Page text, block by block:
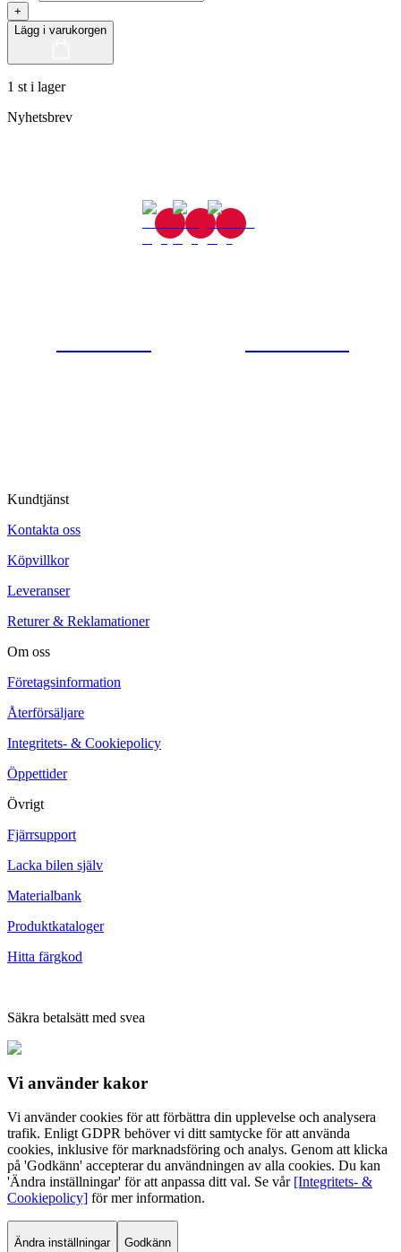
+
Lägg i varukorgen
1 st i lager
Nyhetsbrev
Kundtjänst
Kontakta oss
Köpvillkor
Leveranser
Returer & Reklamationer
Om oss
Företagsinformation
Återförsäljare
Integritets- & Cookiepolicy
Öppettider
Övrigt
Fjärrsupport
Lacka bilen själv
Materialbank
Produktkataloger
Hitta färgkod
Säkra betalsätt med svea
Vi använder kakor
Vi använder cookies för att förbättra din upplevelse och analysera
trafik. Enligt GDPR behöver vi ditt samtycke för att använda
cookies, inklusive för marknadsföring och analys. Genom att klicka
på 'Godkänn' accepterar du användningen av alla cookies. Du kan
'Ändra inställningar' för att anpassa ditt val. Se vår [Integritets- &
Cookiepolicy] för mer information.
Ändra inställningar Godkänn